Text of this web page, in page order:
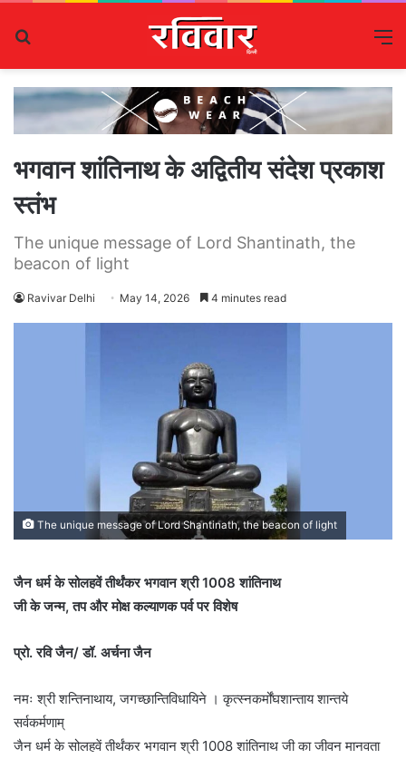
भगवान शांतिनाथ के अद्वितीय संदेश प्रकाश
स्तंभ
The unique message of Lord Shantinath, the
beacon of light
Ravivar Delhi May 14, 2026 4 minutes read
The unique message of Lord Shantinath, the beacon of light
जैन धर्म के सोलहवें तीर्थंकर भगवान श्री 1008 शांतिनाथ
जी के जन्म, तप और मोक्ष कल्याणक पर्व पर विशेष
प्रो. रवि जैन/ डॉ. अर्चना जैन
नमः श्री शन्तिनाथाय, जगच्छान्तिविधायिने । कृत्स्नकर्मोंघशान्ताय शान्तये
सर्वकर्मणाम्
जैन धर्म के सोलहवें तीर्थंकर भगवान श्री 1008 शांतिनाथ जी का जीवन मानवता